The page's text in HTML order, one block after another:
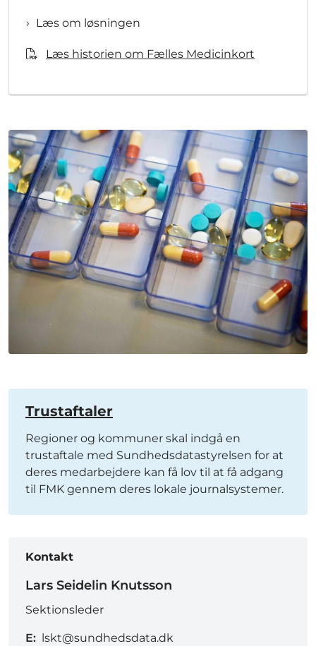
Læs om løsningen
Læs historien om Fælles Medicinkort
Trustaftaler
Regioner og kommuner skal indgå en
trustaftale med Sundhedsdatastyrelsen for at
deres medarbejdere kan få lov til at få adgang
til FMK gennem deres lokale journalsystemer.
Kontakt
Lars Seidelin Knutsson
Sektionsleder
E:
lskt@sundhedsdata.dk